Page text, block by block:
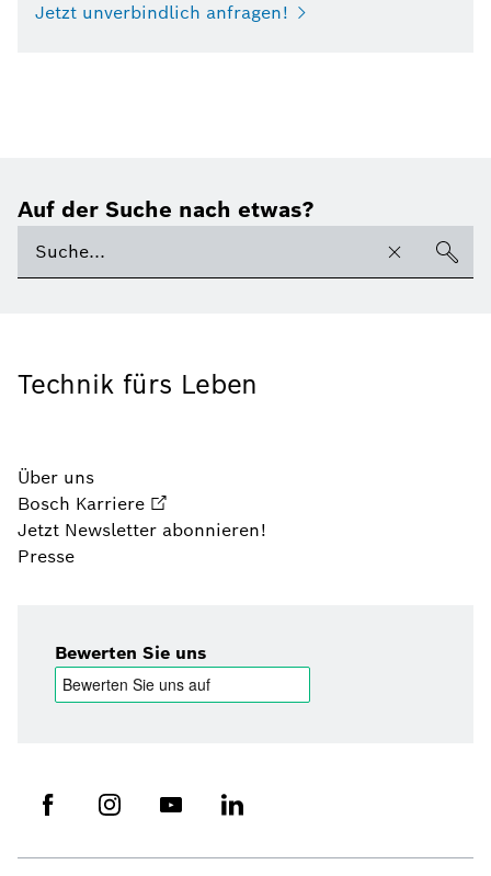
Jetzt unverbindlich anfragen!
Auf der Suche nach etwas?
Technik fürs Leben
Über uns
Bosch Karriere
Jetzt Newsletter abonnieren!
Presse
Bewerten Sie uns